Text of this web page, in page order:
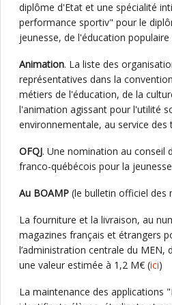
diplôme d'Etat et une spécialité
performance sportiv" pour le
jeunesse, de l'éducation
Animation. La liste des
représentatives dans la
métiers de l'éducation, de la
l'animation agissant pour l'utilité
environnementale, au service des
OFQJ. Une nomination au conseil
franco-québécois pour la
Au BOAMP (le bulletin officiel des
La fourniture et la livraison, au
magazines français et étrangers
l’administration centrale du MEN,
une valeur estimée à 1,2 M€ (ici)
La maintenance des applications